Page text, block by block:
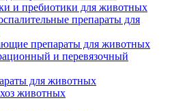
и пребиотики для животных
препараты для
препараты для животных
и перевязочный
для животных
животных